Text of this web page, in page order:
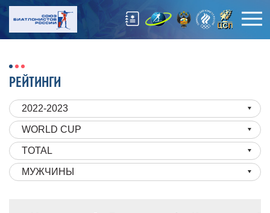
РЕЙТИНГИ
2022-2023
WORLD CUP
TOTAL
МУЖЧИНЫ